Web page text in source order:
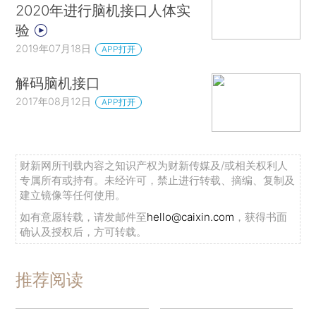
2020年进行脑机接口人体实
验
2019年07月18日 APP打开
解码脑机接口
2017年08月12日 APP打开
财新网所刊载内容之知识产权为财新传媒及/或相关权利人
专属所有或持有。未经许可，禁止进行转载、摘编、复制及
建立镜像等任何使用。
如有意愿转载，请发邮件至hello@caixin.com ，获得书面
确认及授权后，方可转载。
推荐阅读